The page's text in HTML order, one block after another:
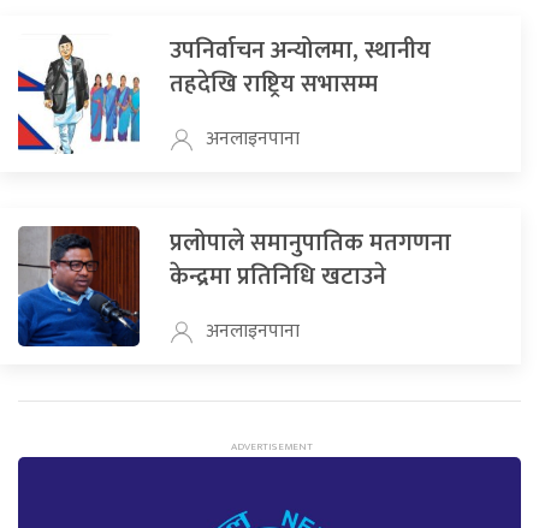
उपनिर्वाचन अन्योलमा, स्थानीय
तहदेखि राष्ट्रिय सभासम्म
अनलाइनपाना
प्रलोपाले समानुपातिक मतगणना
केन्द्रमा प्रतिनिधि खटाउने
अनलाइनपाना